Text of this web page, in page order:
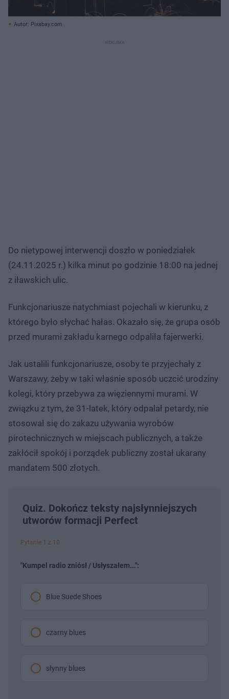
Autor: Pixabay.com
Do nietypowej interwencji doszło w poniedziałek
(24.11.2025 r.) kilka minut po godzinie 18:00 na jednej
z iławskich ulic.
Funkcjonariusze natychmiast pojechali w kierunku, z
którego było słychać hałas. Okazało się, że grupa osób
przed murami zakładu karnego odpaliła fajerwerki.
Jak ustalili funkcjonariusze, osoby te przyjechały z
Warszawy, żeby w taki właśnie sposób uczcić urodziny
kolegi, który przebywa za więziennymi murami. W
związku z tym, że 31-latek, który odpalał petardy, nie
stosował się do zakazu używania wyrobów
pirotechnicznych w miejscach publicznych, a także
zakłócił spokój i porządek publiczny został ukarany
mandatem 500 złotych.
Quiz. Dokończ teksty najsłynniejszych
utworów formacji Perfect
Pytanie 1 z 10
"Kumpel radio zniósł / Usłyszałem...":
Blue Suede Shoes
czarny blues
słynny blues